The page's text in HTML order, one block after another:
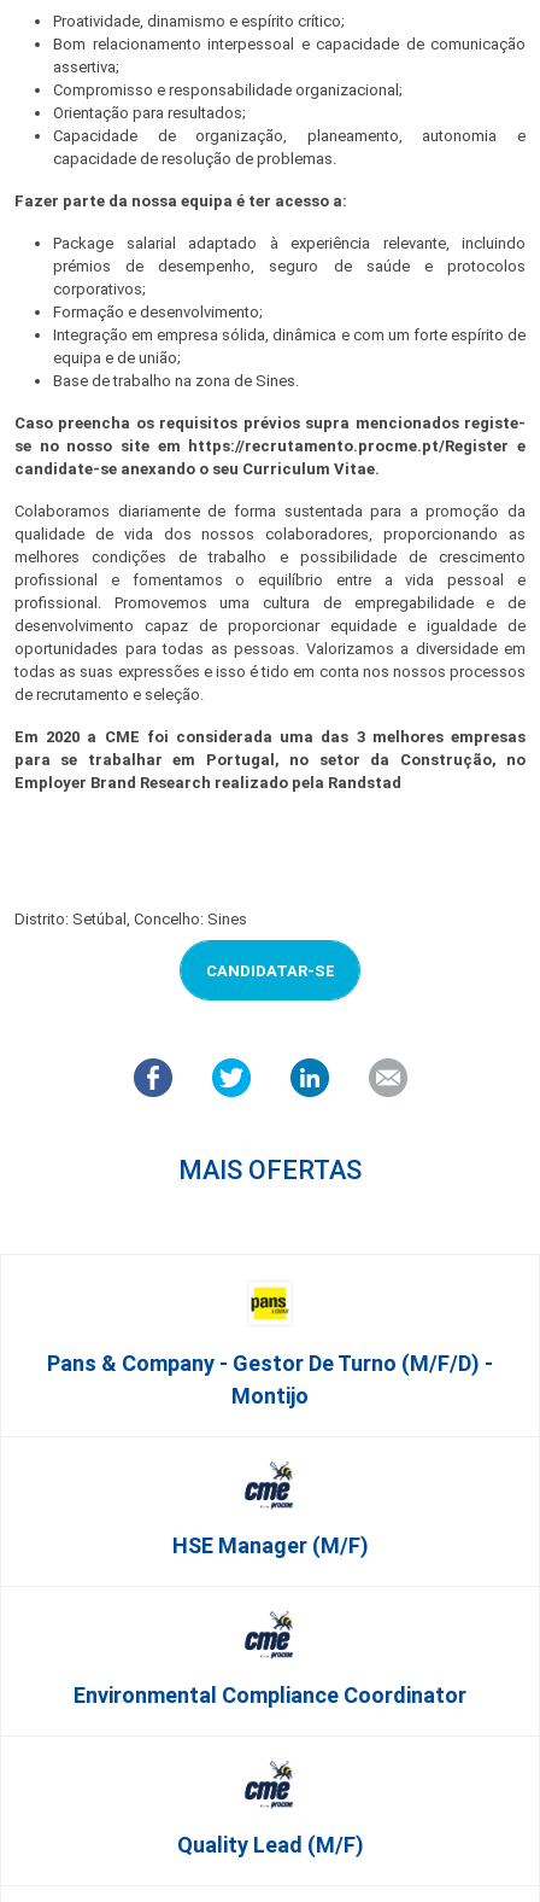
Proatividade, dinamismo e espírito crítico;
Bom relacionamento interpessoal e capacidade de comunicação
assertiva;
Compromisso e responsabilidade organizacional;
Orientação para resultados;
Capacidade de organização, planeamento, autonomia e
capacidade de resolução de problemas.
Fazer parte da nossa equipa é ter acesso a:
Package salarial adaptado à experiência relevante, incluindo
prémios de desempenho, seguro de saúde e protocolos
corporativos;
Formação e desenvolvimento;
Integração em empresa sólida, dinâmica e com um forte espírito de
equipa e de união;
Base de trabalho na zona de Sines.
Caso preencha os requisitos prévios supra mencionados registe-
se no nosso site em https://recrutamento.procme.pt/Register e
candidate-se anexando o seu Curriculum Vitae.
Colaboramos diariamente de forma sustentada para a promoção da
qualidade de vida dos nossos colaboradores, proporcionando as
melhores condições de trabalho e possibilidade de crescimento
profissional e fomentamos o equilíbrio entre a vida pessoal e
profissional. Promovemos uma cultura de empregabilidade e de
desenvolvimento capaz de proporcionar equidade e igualdade de
oportunidades para todas as pessoas. Valorizamos a diversidade em
todas as suas expressões e isso é tido em conta nos nossos processos
de recrutamento e seleção.
Em 2020 a CME foi considerada uma das 3 melhores empresas
para se trabalhar em Portugal, no setor da Construção, no
Employer Brand Research realizado pela Randstad
Distrito: Setúbal, Concelho: Sines
CANDIDATAR-SE
MAIS OFERTAS
Pans & Company - Gestor De Turno (m/f/d) -
Montijo
HSE Manager (m/f)
Environmental Compliance Coordinator
Quality Lead (m/f)